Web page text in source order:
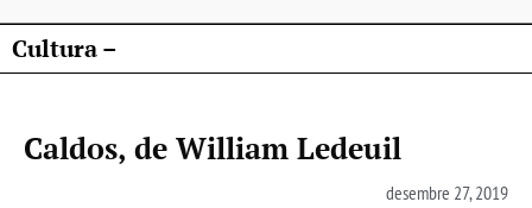
Cultura –
Caldos, de William Ledeuil
desembre 27, 2019